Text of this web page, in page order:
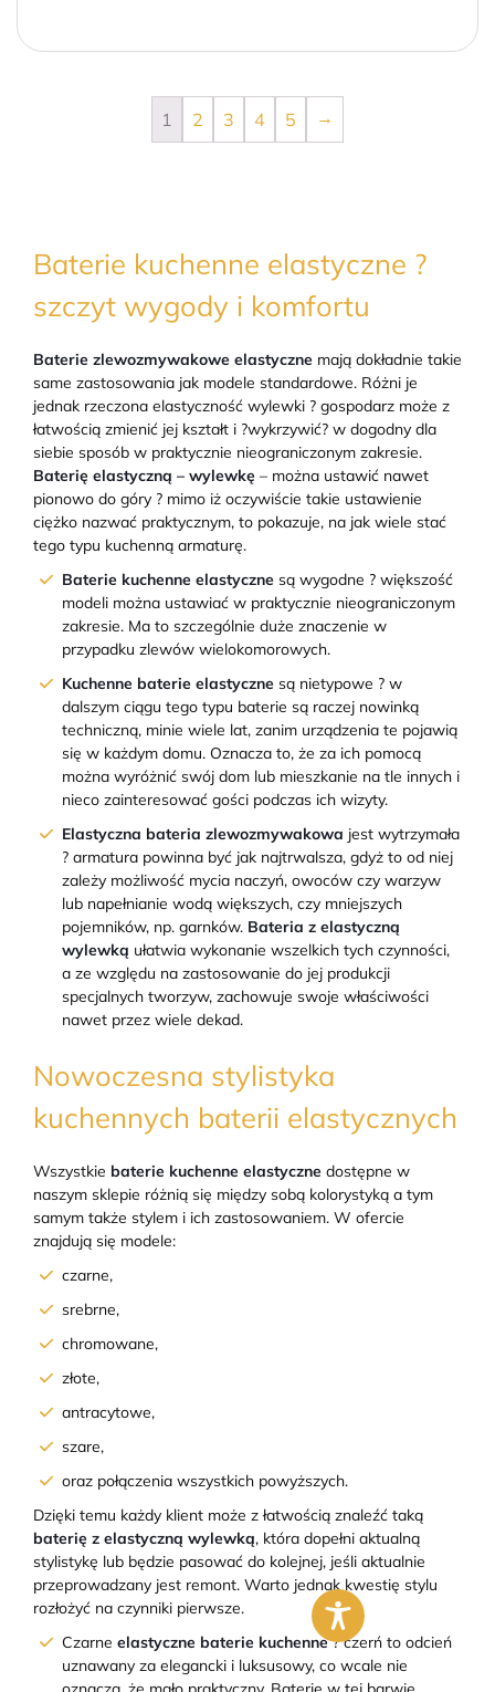
1 2 3 4 5 →
Baterie kuchenne elastyczne ?
szczyt wygody i komfortu
Baterie zlewozmywakowe elastyczne mają dokładnie takie
same zastosowania jak modele standardowe. Różni je
jednak rzeczona elastyczność wylewki ? gospodarz może z
łatwością zmienić jej kształt i ?wykrzywić? w dogodny dla
siebie sposób w praktycznie nieograniczonym zakresie.
Baterię elastyczną – wylewkę – można ustawić nawet
pionowo do góry ? mimo iż oczywiście takie ustawienie
ciężko nazwać praktycznym, to pokazuje, na jak wiele stać
tego typu kuchenną armaturę.
Baterie kuchenne elastyczne są wygodne ? większość
modeli można ustawiać w praktycznie nieograniczonym
zakresie. Ma to szczególnie duże znaczenie w
przypadku zlewów wielokomorowych.
Kuchenne baterie elastyczne są nietypowe ? w
dalszym ciągu tego typu baterie są raczej nowinką
techniczną, minie wiele lat, zanim urządzenia te pojawią
się w każdym domu. Oznacza to, że za ich pomocą
można wyróżnić swój dom lub mieszkanie na tle innych i
nieco zainteresować gości podczas ich wizyty.
Elastyczna bateria zlewozmywakowa jest wytrzymała
? armatura powinna być jak najtrwalsza, gdyż to od niej
zależy możliwość mycia naczyń, owoców czy warzyw
lub napełnianie wodą większych, czy mniejszych
pojemników, np. garnków. Bateria z elastyczną
wylewką ułatwia wykonanie wszelkich tych czynności,
a ze względu na zastosowanie do jej produkcji
specjalnych tworzyw, zachowuje swoje właściwości
nawet przez wiele dekad.
Nowoczesna stylistyka
kuchennych baterii elastycznych
Wszystkie baterie kuchenne elastyczne dostępne w
naszym sklepie różnią się między sobą kolorystyką a tym
samym także stylem i ich zastosowaniem. W ofercie
znajdują się modele:
czarne,
srebrne,
chromowane,
złote,
antracytowe,
szare,
oraz połączenia wszystkich powyższych.
Dzięki temu każdy klient może z łatwością znaleźć taką
baterię z elastyczną wylewką, która dopełni aktualną
stylistykę lub będzie pasować do kolejnej, jeśli aktualnie
przeprowadzany jest remont. Warto jednak kwestię stylu
rozłożyć na czynniki pierwsze.
Czarne elastyczne baterie kuchenne? czerń to odcień
uznawany za elegancki i luksusowy, co wcale nie